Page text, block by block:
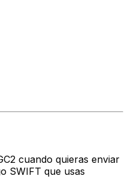
cuando quieras enviar
SWIFT que usas